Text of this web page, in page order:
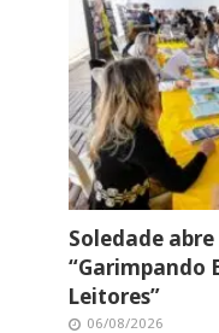
Soledade
“Garimpando
Leitores”
06/08/2026